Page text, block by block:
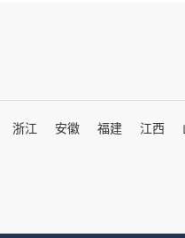
浙江 安徽 福建 江西